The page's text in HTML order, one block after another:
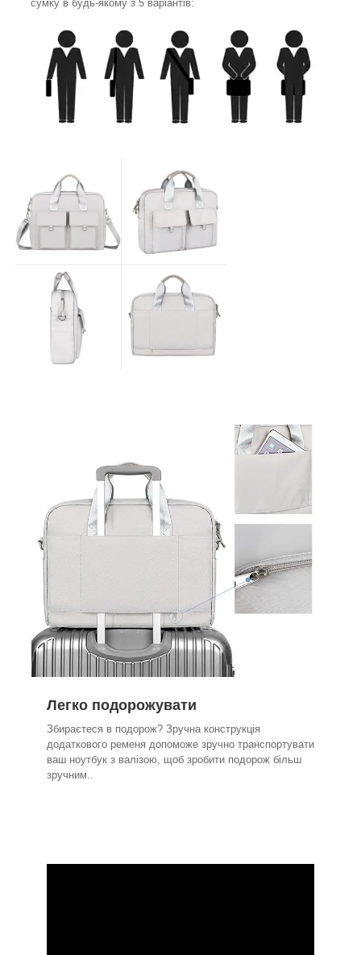
сумку в будь-якому з 5 варіантів:
Легко подорожувати
Збираєтеся в подорож? Зручна конструкція
додаткового ременя допоможе зручно транспортувати
ваш ноутбук з валізою, щоб зробити подорож більш
зручним..